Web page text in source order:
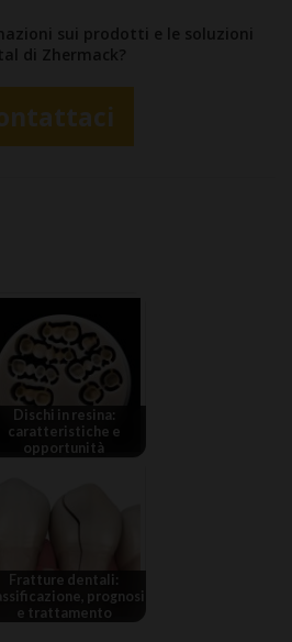
sui prodotti e le soluzioni
di Zhermack?
Dischi in resina:
caratteristiche e
opportunità
Fratture dentali:
prognosi
e trattamento